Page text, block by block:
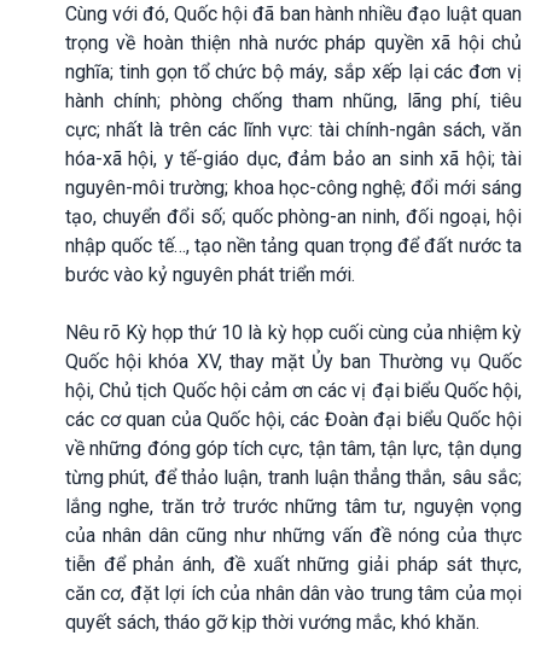
Cùng với đó, Quốc hội đã ban hành nhiều đạo luật quan
trọng về hoàn thiện nhà nước pháp quyền xã hội chủ
nghĩa; tinh gọn tổ chức bộ máy, sắp xếp lại các đơn vị
hành chính; phòng chống tham nhũng, lãng phí, tiêu
cực; nhất là trên các lĩnh vực: tài chính-ngân sách, văn
hóa-xã hội, y tế-giáo dục, đảm bảo an sinh xã hội; tài
nguyên-môi trường; khoa học-công nghệ; đổi mới sáng
tạo, chuyển đổi số; quốc phòng-an ninh, đối ngoại, hội
nhập quốc tế…, tạo nền tảng quan trọng để đất nước ta
bước vào kỷ nguyên phát triển mới.
Nêu rõ Kỳ họp thứ 10 là kỳ họp cuối cùng của nhiệm kỳ
Quốc hội khóa XV, thay mặt Ủy ban Thường vụ Quốc
hội, Chủ tịch Quốc hội cảm ơn các vị đại biểu Quốc hội,
các cơ quan của Quốc hội, các Đoàn đại biểu Quốc hội
về những đóng góp tích cực, tận tâm, tận lực, tận dụng
từng phút, để thảo luận, tranh luận thẳng thắn, sâu sắc;
lắng nghe, trăn trở trước những tâm tư, nguyện vọng
của nhân dân cũng như những vấn đề nóng của thực
tiễn để phản ánh, đề xuất những giải pháp sát thực,
căn cơ, đặt lợi ích của nhân dân vào trung tâm của mọi
quyết sách, tháo gỡ kịp thời vướng mắc, khó khăn.